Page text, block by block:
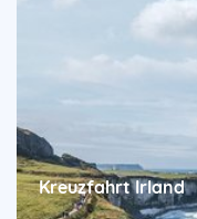
Kreuzfahrt Irland